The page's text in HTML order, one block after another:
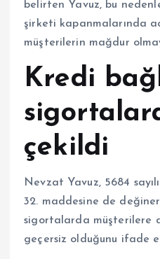
belirten Yavuz, bu
şirketi kapanmalarında
müşterilerin mağdur
Kredi
çekildi
Nevzat Yavuz, 5684
32. maddesine de
sigortalarda müşterilere
geçersiz olduğunu ifade